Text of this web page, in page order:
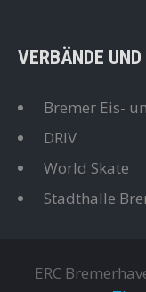
VERBÄNDE
Bremer Eis-
DRIV
World Skate
Stadthalle
ERC